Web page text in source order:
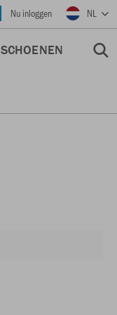
Nu inloggen NL
SCHOENEN